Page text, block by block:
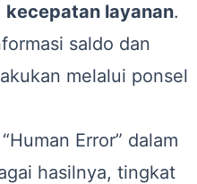
kecepatan layanan.
saldo dan
melalui ponsel
Error” dalam
hasilnya, tingkat